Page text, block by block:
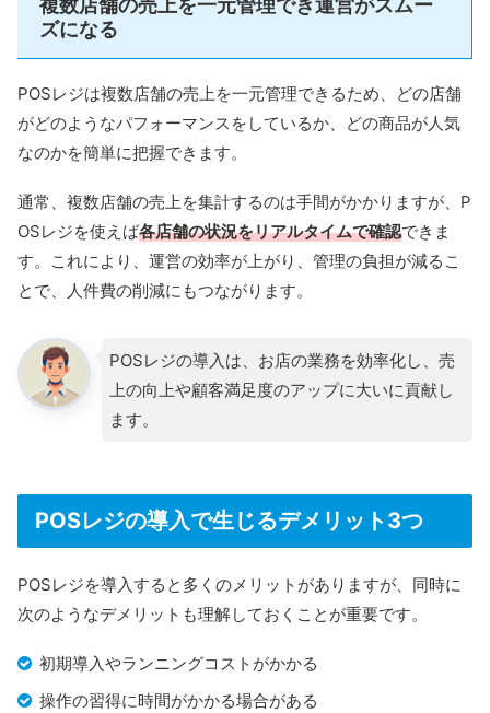
ズになる
POSレジは複数店舗の売上を一元管理できるため、どの店舗
がどのようなパフォーマンスをしているか、どの商品が人気
なのかを簡単に把握できます。
通常、複数店舗の売上を集計するのは手間がかかりますが、P
OSレジを使えば各店舗の状況をリアルタイムで確認できま
す。これにより、運営の効率が上がり、管理の負担が減るこ
とで、人件費の削減にもつながります。
POSレジの導入は、お店の業務を効率化し、売
上の向上や顧客満足度のアップに大いに貢献し
ます。
POSレジの導入で生じるデメリット3つ
POSレジを導入すると多くのメリットがありますが、同時に
次のようなデメリットも理解しておくことが重要です。
初期導入やランニングコストがかかる
操作の習得に時間がかかる場合がある